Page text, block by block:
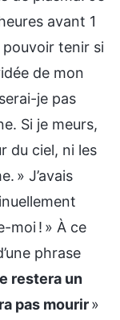
avant 1
tenir si
de mon
je pas
Si je meurs,
du ciel, ni les
» J’avais
moi ! » À ce
phrase
restera un
pas mourir»